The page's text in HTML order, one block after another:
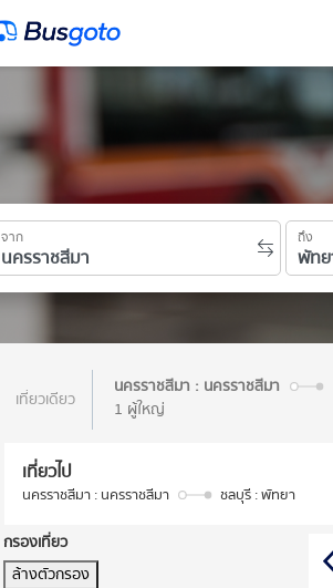
จาก ถึง
เที่ยวเดียว
นครราชสีมา : นครราชสีมา
1 ผู้ใหญ่
เที่ยวไป
นครราชสีมา : นครราชสีมา ชลบุรี : พัทยา
กรองเที่ยว
ล้างตัวกรอง